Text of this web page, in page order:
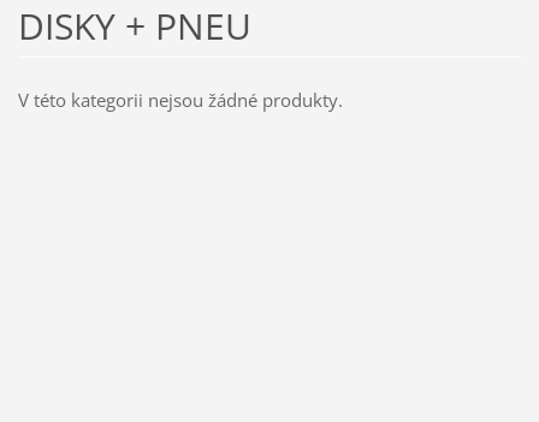
DISKY + PNEU
V této kategorii nejsou žádné produkty.